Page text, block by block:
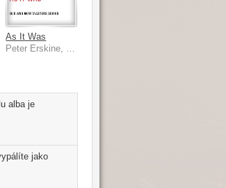
As It Was
alba je
jako